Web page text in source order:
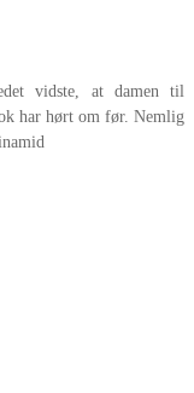
vidste, at damen til
har hørt om før. Nemlig